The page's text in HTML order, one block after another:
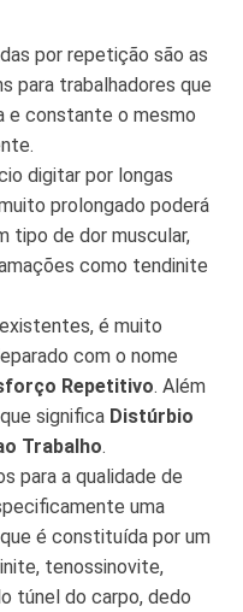
por repetição são as
para trabalhadores que
e constante o mesmo
digitar por longas
prolongado poderá
tipo de dor muscular,
como tendinite
é muito
com o nome
Repetitivo. Além
significa Distúrbio
Trabalho.
para a qualidade de
uma
é constituída por um
tenossinovite,
túnel do carpo, dedo